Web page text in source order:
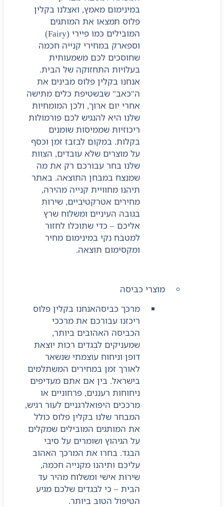
במינימום מאמץ, ואצלנו בקלין
פלוס תמצאו את המותגים
המובילים כמו פיירי (Fairy)
וספארק במחירי קנייה חכמה
שחוסכים לכם משמעותית
בעלויות התחזוקה של הבית.
אנחנו בקלין פלוס מבינים את
ה"כאב" שבשטיפת כלים מתישה
אחרי יום ארוך, ולכן המומחיות
שלנו היא להנגיש לכם פורמולות
ריכוזיות שממיסות שומנים
בקלות. במקום לבזבז זמן וכסף
על מוצרים שלא עובדים, הצוות
שלנו בחר עבורכם רק את מה
שמנצח במבחן התוצאה. באתר
תיהנו מחוויית קנייה מהירה,
מחירים אטרקטיביים, שירות
בגובה העיניים ומשלוח שרץ
אליכם – כדי שתוכלו לחזור
למטבח נקי במינימום מחיר
ומקסימום תוצאה.
מוצרי כביסה
מרכך כביסהאנחנו בקלין פלוס
ריכזנו עבורכם את מרככי
הכביסה האהובים ביותר,
שמעניקים לבגדים רכות יוצאת
דופן וניחוח עוצמתי שנשאר
לאורך זמן במחירים המשתלמים
בישראל. בין אם אתם מעדיפים
ניחוחות רעננים, פרחוניים או
מרככים היפואלרגניים לעור רגיש,
המבחר שלנו בקלין פלוס כולל
את המותגים המובילים שמקלים
על הגיהוץ ושומרים על סיבי
הבגד. בחרו את המרכך האהוב
עליכם ותיהנו מקנייה חכמה,
שירות אישי ומשלוח מהיר עד
הבית – כי לבגדים שלכם מגיע
הטיפול הטוב ביותר.